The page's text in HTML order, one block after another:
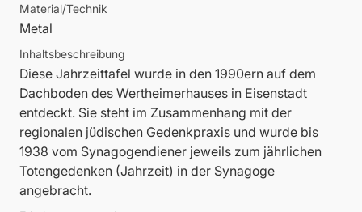
Material/Technik
Metal
Inhaltsbeschreibung
Diese Jahrzeittafel wurde in den 1990ern auf dem
Dachboden des Wertheimerhauses in Eisenstadt
entdeckt. Sie steht im Zusammenhang mit der
regionalen jüdischen Gedenkpraxis und wurde bis
1938 vom Synagogendiener jeweils zum jährlichen
Totengedenken (Jahrzeit) in der Synagoge
angebracht.